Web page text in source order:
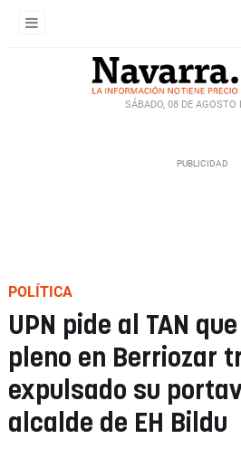
SÁBADO, 08 DE AGOSTO
POLÍTICA
UPN pide al TAN
pleno en Berriozar
expulsado su
alcalde de EH Bildu